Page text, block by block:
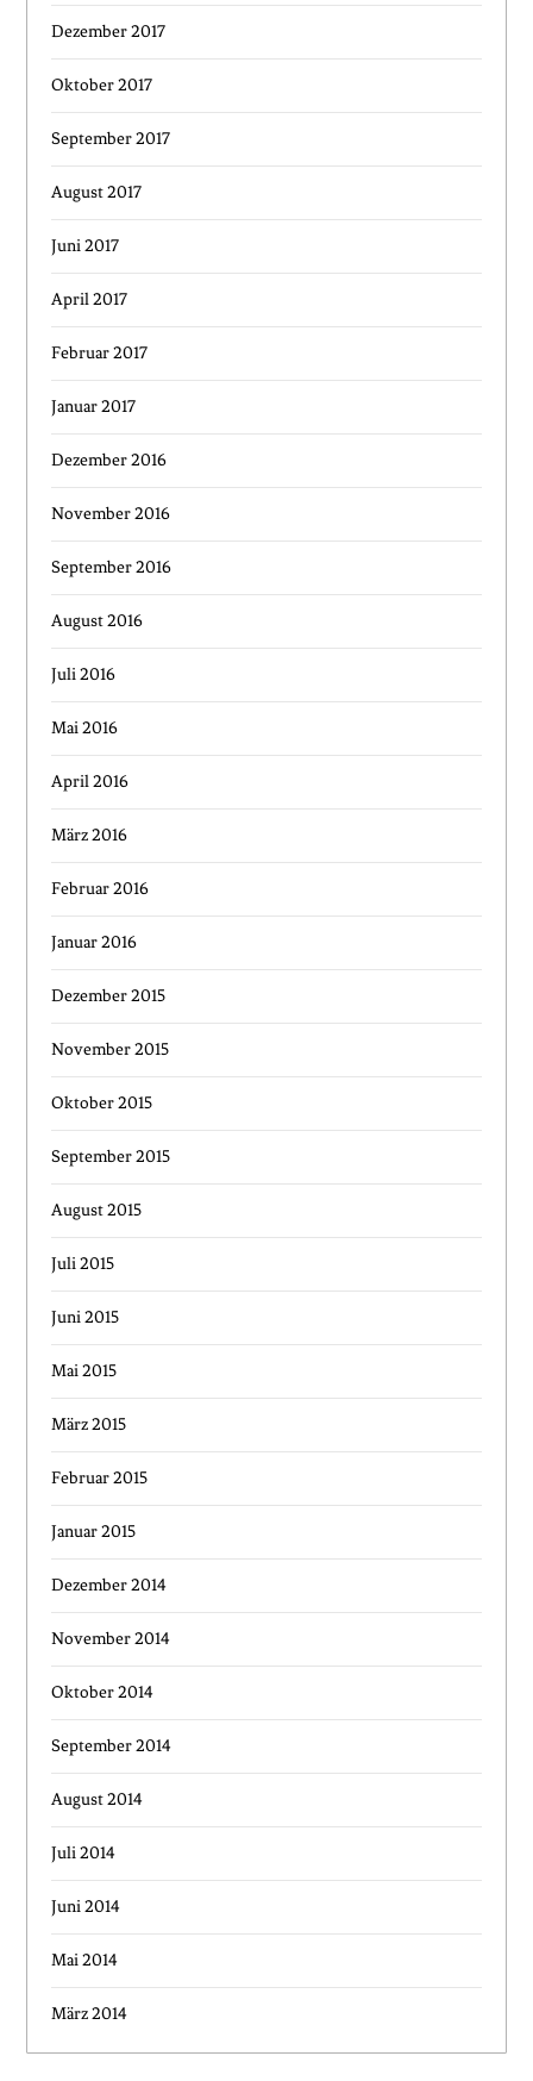
Dezember 2017
Oktober 2017
September 2017
August 2017
Juni 2017
April 2017
Februar 2017
Januar 2017
Dezember 2016
November 2016
September 2016
August 2016
Juli 2016
Mai 2016
April 2016
März 2016
Februar 2016
Januar 2016
Dezember 2015
November 2015
Oktober 2015
September 2015
August 2015
Juli 2015
Juni 2015
Mai 2015
März 2015
Februar 2015
Januar 2015
Dezember 2014
November 2014
Oktober 2014
September 2014
August 2014
Juli 2014
Juni 2014
Mai 2014
März 2014